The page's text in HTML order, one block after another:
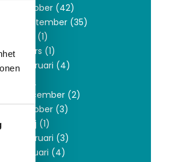
oktober (42)
september (35)
juni (1)
mars (1)
februari (4)
2022
december (2)
oktober (3)
maj (1)
februari (3)
januari (4)